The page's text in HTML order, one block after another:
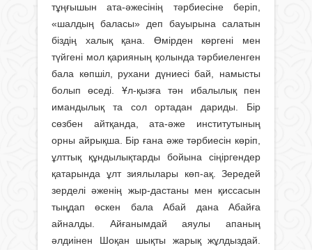
тұңғышын ата-әжесінің тәрбиесіне беріп,
«шалдың баласы» деп бауырына салатын
біздің халық қана. Өмірден көргені мен
түйгені мол қарияның қолында тәрбиеленген
бала көпшіл, рухани дүниесі бай, намысты
болып өседі. Ұл-қызға тән ибалылық пен
имандылық та сол ортадан дариды. Бір
сөзбен айтқанда, ата-әже институтының
орны айрықша. Бір ғана әже тәрбиесін көріп,
ұлттық құндылықтарды бойына сіңіргендер
қатарында ұлт зиялылары көп-ақ. Зередей
зерделі әженің жыр-дастаны мен қиссасын
тыңдап өскен бала Абай дана Абайға
айналды. Айғанымдай аяулы апаның
әлдиінен Шоқан шықты жарық жұлдыздай.